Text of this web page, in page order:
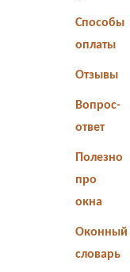
Способы
оплаты
Отзывы
Вопрос-
ответ
Полезно
про
окна
Оконный
словарь